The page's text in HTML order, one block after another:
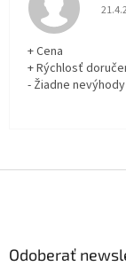
+ Cena
+ Rýchlosť
- Žiadne nevýhody
Odoberať